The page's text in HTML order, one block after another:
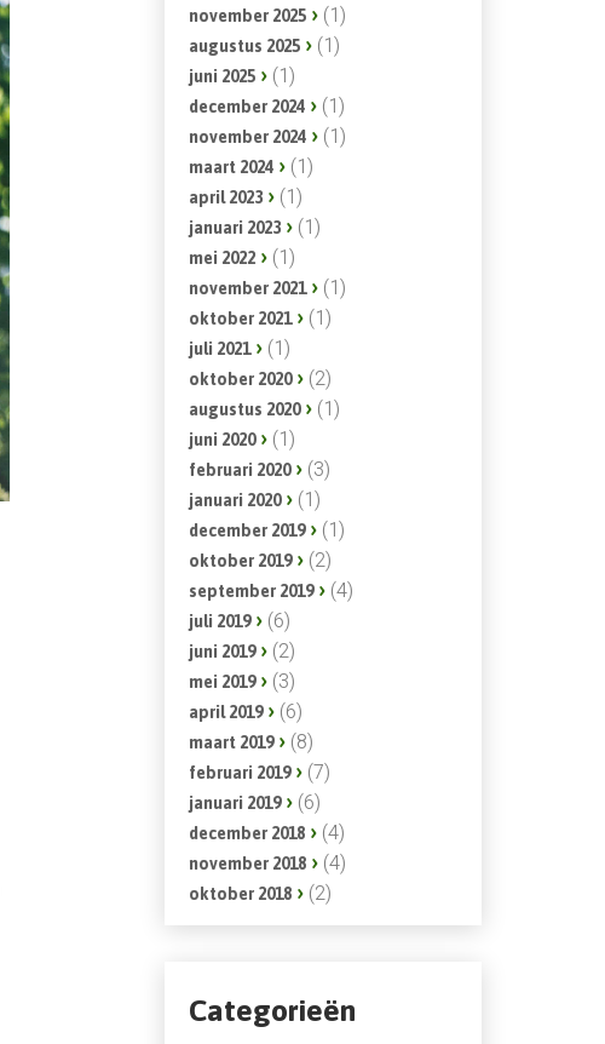
november 2025 (1)
augustus 2025 (1)
juni 2025 (1)
december 2024 (1)
november 2024 (1)
maart 2024 (1)
april 2023 (1)
januari 2023 (1)
mei 2022 (1)
november 2021 (1)
oktober 2021 (1)
juli 2021 (1)
oktober 2020 (2)
augustus 2020 (1)
juni 2020 (1)
februari 2020 (3)
januari 2020 (1)
december 2019 (1)
oktober 2019 (2)
september 2019 (4)
juli 2019 (6)
juni 2019 (2)
mei 2019 (3)
april 2019 (6)
maart 2019 (8)
februari 2019 (7)
januari 2019 (6)
december 2018 (4)
november 2018 (4)
oktober 2018 (2)
Categorieën